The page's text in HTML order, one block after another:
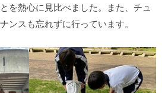
を熱心に見比べました。また、チュ
ンスも忘れずに行っています。